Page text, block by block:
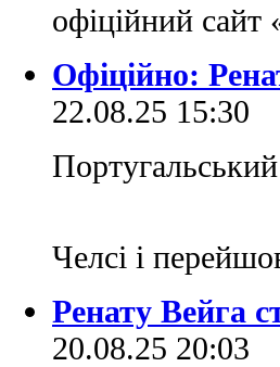
офіційний
Офіційно:
22.08.25 15:30
Челсі і
Ренату Вейга
20.08.25 20:03